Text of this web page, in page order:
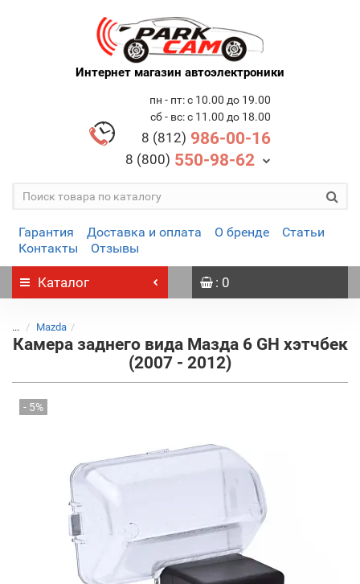
Интернет магазин автоэлектроники
пн - пт: с 10.00 до 19.00
сб - вс: с 11.00 до 18.00
8 (812) 986-00-16
8 (800) 550-98-62
Гарантия Доставка и оплата О бренде
Статьи
Контакты
Отзывы
Каталог : 0
... Mazda
Камера заднего вида Мазда 6 GH хэтчбек
(2007 - 2012)
- 5%